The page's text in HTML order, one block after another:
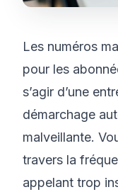
Les numéros
pour les
s’agir d’une
démarchage
malveillante.
travers la
appelant trop